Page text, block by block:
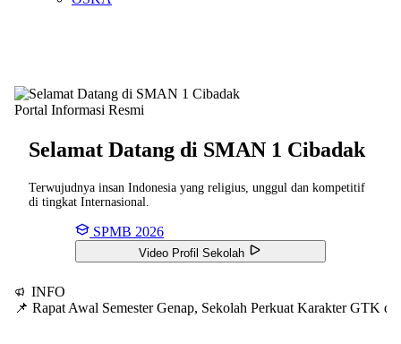
Portal Informasi Resmi
Selamat Datang di SMAN 1 Cibadak
Terwujudnya insan Indonesia yang religius, unggul dan kompetitif
di tingkat Internasional.
SPMB 2026
Video Profil Sekolah
INFO
📌 Rapat Awal Semester Genap, Sekolah Perkuat Karakter GTK